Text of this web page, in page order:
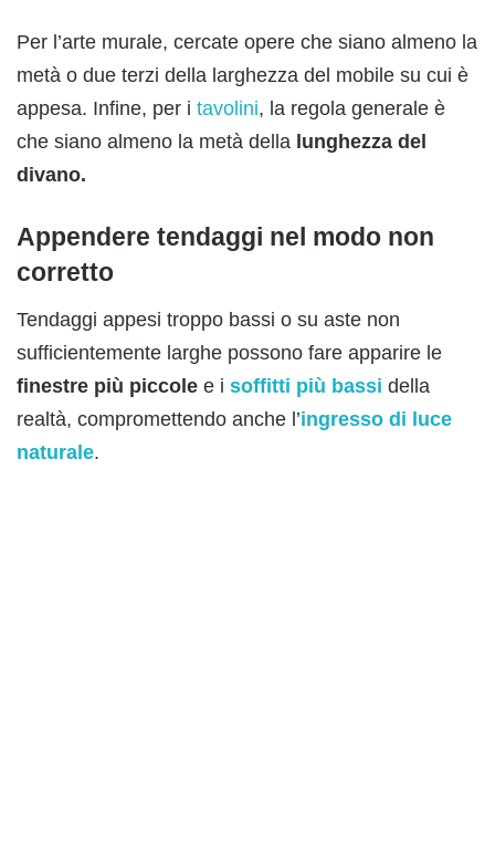
Per l’arte murale, cercate opere che siano almeno la
metà o due terzi della larghezza del mobile su cui è
appesa. Infine, per i tavolini, la regola generale è
che siano almeno la metà della lunghezza del
divano.
Appendere tendaggi nel modo non
corretto
Tendaggi appesi troppo bassi o su aste non
sufficientemente larghe possono fare apparire le
finestre più piccole e i soffitti più bassi della
realtà, compromettendo anche l’ingresso di luce
naturale.